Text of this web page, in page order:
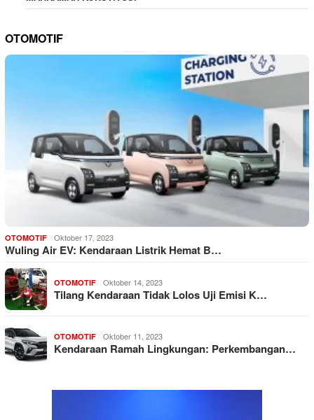
OTOMOTIF
OTOMOTIF Oktober 17, 2023
Wuling Air EV: Kendaraan Listrik Hemat B…
OTOMOTIF Oktober 14, 2023
Tilang Kendaraan Tidak Lolos Uji Emisi K…
OTOMOTIF Oktober 11, 2023
Kendaraan Ramah Lingkungan: Perkembangan…